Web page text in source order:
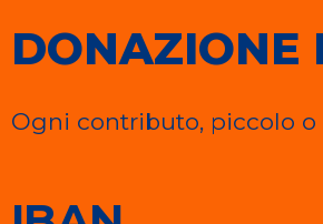
DONAZIONE
Ogni contributo, piccolo